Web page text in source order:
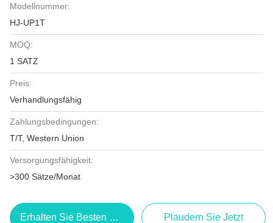
Modellnummer:
HJ-UP1T
MOQ:
1 SATZ
Preis:
Verhandlungsfähig
Zahlungsbedingungen:
T/T, Western Union
Versorgungsfähigkeit:
>300 Sätze/Monat
Erhalten Sie Besten Preis Plaudern Sie Jetzt